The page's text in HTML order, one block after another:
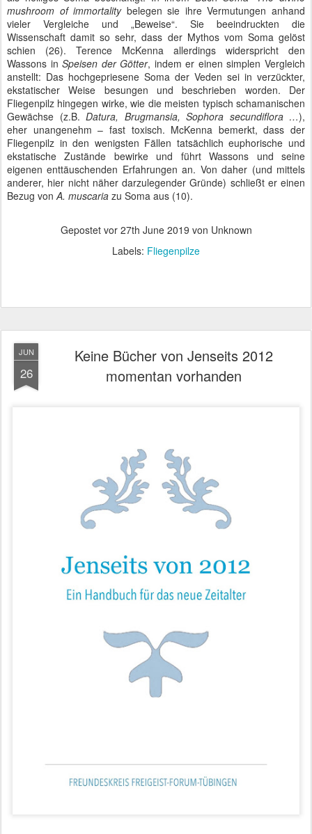
mushroom of immortalitybelegen sie ihre Vermutungen anhand
vieler Vergleiche und „Beweise“. Sie beeindruckten die
Wissenschaft damit so sehr, dass der Mythos vom Soma gelöst
schien (26). Terence McKenna allerdings widerspricht den
Wassons inSpeisen der Götter, indem er einen simplen Vergleich
anstellt: Das hochgepriesene Soma der Veden sei in verzückter,
ekstatischer Weise besungen und beschrieben worden. Der
Fliegenpilz hingegen wirke, wie die meisten typisch schamanischen
Gewächse (z.B. Datura, Brugmansia, Sophora secundiflora …),
eher unangenehm – fast toxisch. McKenna bemerkt, dass der
Fliegenpilz in den wenigsten Fällen tatsächlich euphorische und
ekstatische Zustände bewirke und führt Wassons und seine
eigenen enttäuschenden Erfahrungen an. Von daher (und mittels
anderer, hier nicht näher darzulegender Gründe) schließt er einen
Bezug vonA. muscaria zu Soma aus (10).
Gepostet vor 27th June 2019 von Unknown
Labels: Fliegenpilze
JUN
26
Keine Bücher von Jenseits 2012
momentan vorhanden